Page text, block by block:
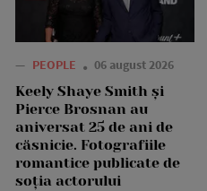
— PEOPLE 06 august 2026
Keely Shaye Smith și
Pierce Brosnan au
aniversat 25 de ani de
căsnicie. Fotografiile
romantice publicate de
soția actorului